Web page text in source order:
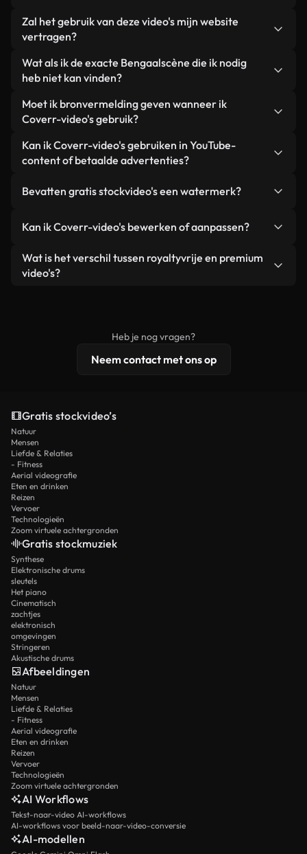
Beide. Dit is een hybride bibliotheek die bestaat
uit echte, door mensen gefilmde beelden van
video's. Elke video is duidelijk gelabeld, zodat je
altijd weet wat je gebruikt.
Zal het gebruik van deze video's mijn website
vertragen?
Niet als u voor onze geoptimaliseerde versies
kiest. Wij bieden lichtgewicht, webklare formaten
achtergrond. Zo blijft de kwaliteit hoog, worden de
laadtijden geminimaliseerd en worden
statistieken zoals LCP verbeterd.
Wat als ik de exacte Bengaalscène die ik nodig
heb niet kan vinden?
Met Coverr AI Studio maak je direct een video.
Beschrijf de scène – bijvoorbeeld "Bengaal bij
enkele seconden een gepersonaliseerde video die
voldoet aan onze licentievoorwaarden.
Moet ik bronvermelding geven wanneer ik
Coverr-video's gebruik?
Naamsvermelding is niet vereist. Alle video's in
onze stockbibliotheek zijn royaltyvrij en kunnen
hoewel dit altijd op prijs wordt gesteld.
Kan ik Coverr-video's gebruiken in YouTube-
content of betaalde advertenties?
gebruikt in YouTube-video's met advertentie-
advertenties van klanten, zolang je de beelden
een losstaand product.
Bevatten gratis stockvideo's een watermerk?
zijn of door AI gegenereerd – bevat watermerken.
Je krijgt schoon, direct bruikbaar beeldmateriaal.
Kan ik Coverr-video's bewerken of aanpassen?
Ja. Je mag onze video's inkorten, bijsnijden of
remixen. Zorg er wel voor dat het eindproduct
Wat is het verschil tussen royaltyvrije en premium
video's?
licentiebescherming omvat.
Heb je nog vragen?
Neem contact met ons op
Gratis stockvideo’s
Natuur
Mensen
Liefde & Relaties
- Fitness
Aerial videografie
Eten en drinken
Reizen
Vervoer
Technologieën
Zoom virtuele achtergronden
Gratis stockmuziek
Synthese
Elektronische drums
sleutels
Het piano
Cinematisch
zachtjes
elektronisch
omgevingen
Stringeren
Akustische drums
Afbeeldingen
Natuur
Mensen
Liefde & Relaties
- Fitness
Aerial videografie
Eten en drinken
Reizen
Vervoer
Technologieën
Zoom virtuele achtergronden
AI Workflows
Tekst-naar-video AI-workflows
AI-workflows voor beeld-naar-video-conversie
AI-modellen